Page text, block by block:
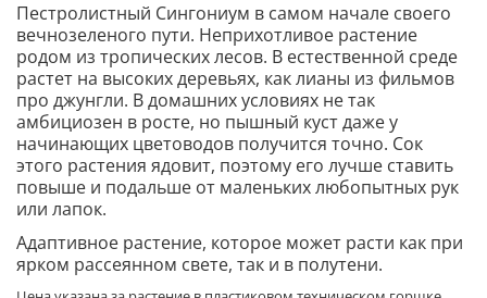
Пестролистный Сингониум в самом начале своего
вечнозеленого пути. Неприхотливое растение
родом из тропических лесов. В естественной среде
растет на высоких деревьях, как лианы из фильмов
про джунгли. В домашних условиях не так
амбициозен в росте, но пышный куст даже у
начинающих цветоводов получится точно. Сок
этого растения ядовит, поэтому его лучше ставить
повыше и подальше от маленьких любопытных рук
или лапок.
Адаптивное растение, которое может расти как при
ярком рассеянном свете, так и в полутени.